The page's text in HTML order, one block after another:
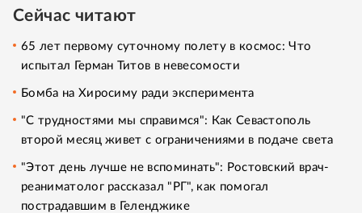
Сейчас читают
65 лет первому суточному полету в космос: Что
испытал Герман Титов в невесомости
Бомба на Хиросиму ради эксперимента
"С трудностями мы справимся": Как Севастополь
второй месяц живет с ограничениями в подаче света
"Этот день лучше не вспоминать": Ростовский врач-
реаниматолог рассказал "РГ", как помогал
пострадавшим в Геленджике